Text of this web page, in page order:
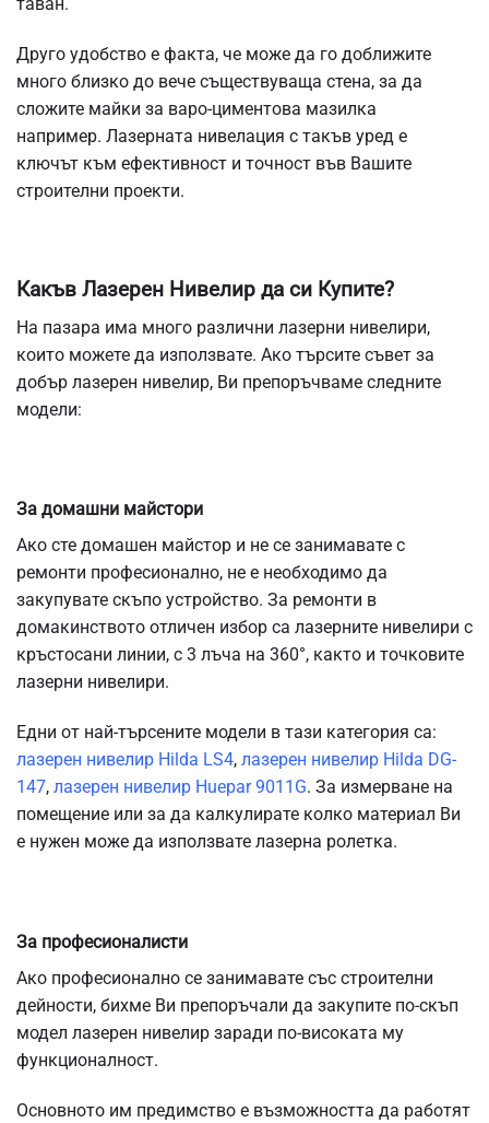
Друго удобство е факта, че може да го доближите
много близко до вече съществуваща стена, за да
сложите майки за варо-циментова мазилка
например. Лазерната нивелация с такъв уред е
ключът към ефективност и точност във Вашите
строителни проекти.
Какъв Лазерен Нивелир да си Купите?
На пазара има много различни лазерни нивелири,
които можете да използвате. Ако търсите съвет за
добър лазерен нивелир, Ви препоръчваме следните
модели:
За домашни майстори
Ако сте домашен майстор и не се занимавате с
ремонти професионално, не е необходимо да
закупувате скъпо устройство. За ремонти в
домакинството отличен избор са лазерните нивелири с
кръстосани линии, с 3 лъча на 360°, както и точковите
лазерни нивелири.
Едни от най-търсените модели в тази категория са:
лазерен нивелир Hilda LS4, лазерен нивелир Hilda DG-
147, лазерен нивелир Huepar 9011G. За измерване на
помещение или за да калкулирате колко материал Ви
е нужен може да използвате лазерна ролетка.
За професионалисти
Ако професионално се занимавате със строителни
дейности, бихме Ви препоръчали да закупите по-скъп
модел лазерен нивелир заради по-високата му
функционалност.
Основното им предимство е възможността да работят